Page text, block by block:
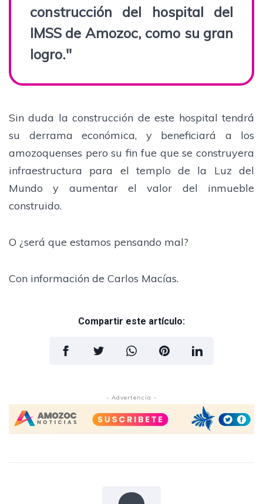
construcción del hospital del
IMSS de Amozoc, como su gran
logro."
Sin duda la construcción de este hospital tendrá
su derrama económica, y beneficiará a los
amozoquenses pero su fin fue que se construyera
infraestructura para el templo de la Luz del
Mundo y aumentar el valor del inmueble
construido.
O ¿será que estamos pensando mal?
Con información de Carlos Macías.
Compartir este artículo:
- Advertencia -